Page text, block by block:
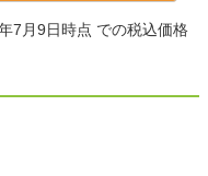
7月9日時点 での税込価格